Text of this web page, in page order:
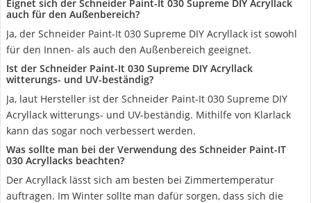
Eignet sich der Schneider Paint-It 030 Supreme DIY Acryllack
auch für den Außenbereich?
Ja, der Schneider Paint-It 030 Supreme DIY Acryllack ist sowohl
für den Innen- als auch den Außenbereich geeignet.
Ist der Schneider Paint-It 030 Supreme DIY Acryllack
witterungs- und UV-beständig?
Ja, laut Hersteller ist der Schneider Paint-It 030 Supreme DIY
Acryllack witterungs- und UV-beständig. Mithilfe von Klarlack
kann das sogar noch verbessert werden.
Was sollte man bei der Verwendung des Schneider Paint-IT
030 Acryllacks beachten?
Der Acryllack lässt sich am besten bei Zimmertemperatur
auftragen. Im Winter sollte man dafür sorgen, dass sich die